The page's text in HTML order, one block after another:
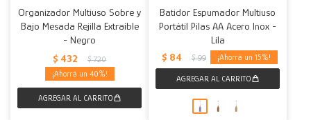
Organizador Multiuso Sobre y
Bajo Mesada Rejilla Extraíble
- Negro
$ 432 $ 720
40
Batidor Espumador Multiuso
Portátil Pilas AA Acero Inox -
Lila
$ 84 $ 99 15